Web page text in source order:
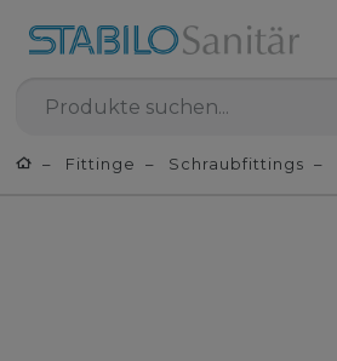
Fittinge Schraubfittings